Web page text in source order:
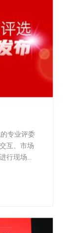
专业评委
互、市场
行现场评